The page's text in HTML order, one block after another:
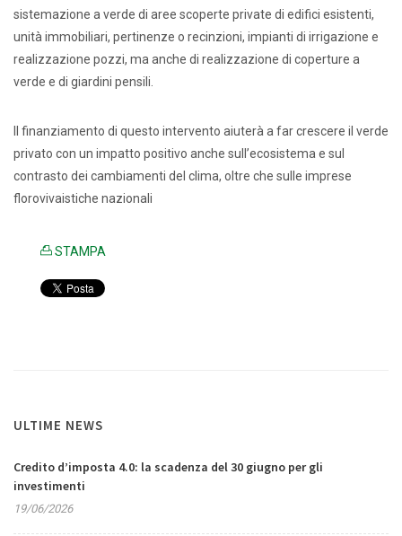
sistemazione a verde di aree scoperte private di edifici esistenti,
unità immobiliari, pertinenze o recinzioni, impianti di irrigazione e
realizzazione pozzi, ma anche di realizzazione di coperture a
verde e di giardini pensili.
Il finanziamento di questo intervento aiuterà a far crescere il verde
privato con un impatto positivo anche sull’ecosistema e sul
contrasto dei cambiamenti del clima, oltre che sulle imprese
florovivaistiche nazionali
STAMPA
ULTIME NEWS
Credito d’imposta 4.0: la scadenza del 30 giugno per gli
investimenti
19/06/2026